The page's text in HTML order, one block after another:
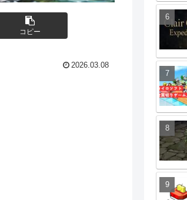
コピー
2026.03.08